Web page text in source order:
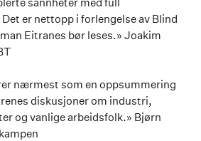
er nettopp i forlengelse av Blind
Eitranes bør leses.» Joakim
nærmest som en oppsummering
diskusjoner om industri,
og vanlige arbeidsfolk.» Bjørn